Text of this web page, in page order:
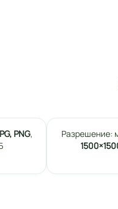
PNG,
Разрешение: